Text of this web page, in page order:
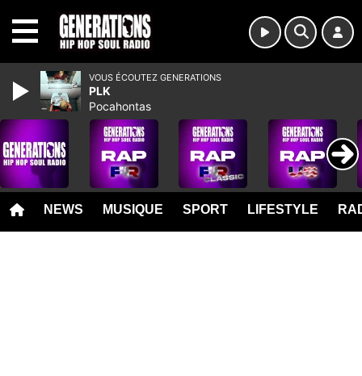
NEWS MUSIQUE SPORT LIFESTYLE
VOUS ÉCOUTEZ GENERATIONS
PLK
Pocahontas